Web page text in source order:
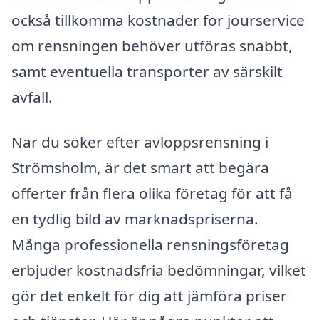
också tillkomma kostnader för jourservice
om rensningen behöver utföras snabbt,
samt eventuella transporter av särskilt
avfall.
När du söker efter avloppsrensning i
Strömsholm, är det smart att begära
offerter från flera olika företag för att få
en tydlig bild av marknadspriserna.
Många professionella rensningsföretag
erbjuder kostnadsfria bedömningar, vilket
gör det enkelt för dig att jämföra priser